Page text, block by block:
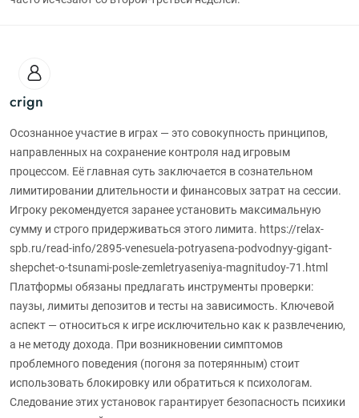
crign
Осознанное участие в играх — это совокупность принципов,
направленных на сохранение контроля над игровым
процессом. Её главная суть заключается в сознательном
лимитировании длительности и финансовых затрат на сессии.
Игроку рекомендуется заранее установить максимальную
сумму и строго придерживаться этого лимита. https://relax-
spb.ru/read-info/2895-venesuela-potryasena-podvodnyy-gigant-
shepchet-o-tsunami-posle-zemletryaseniya-magnitudoy-71.html
Платформы обязаны предлагать инструменты проверки:
паузы, лимиты депозитов и тесты на зависимость. Ключевой
аспект — относиться к игре исключительно как к развлечению,
а не методу дохода. При возникновении симптомов
проблемного поведения (погоня за потерянным) стоит
использовать блокировку или обратиться к психологам.
Следование этих установок гарантирует безопасность психики